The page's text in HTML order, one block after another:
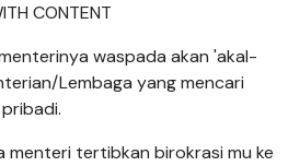
CONTENT
waspada akan 'akal-
Lembaga yang mencari
menteri tertibkan birokrasi mu ke